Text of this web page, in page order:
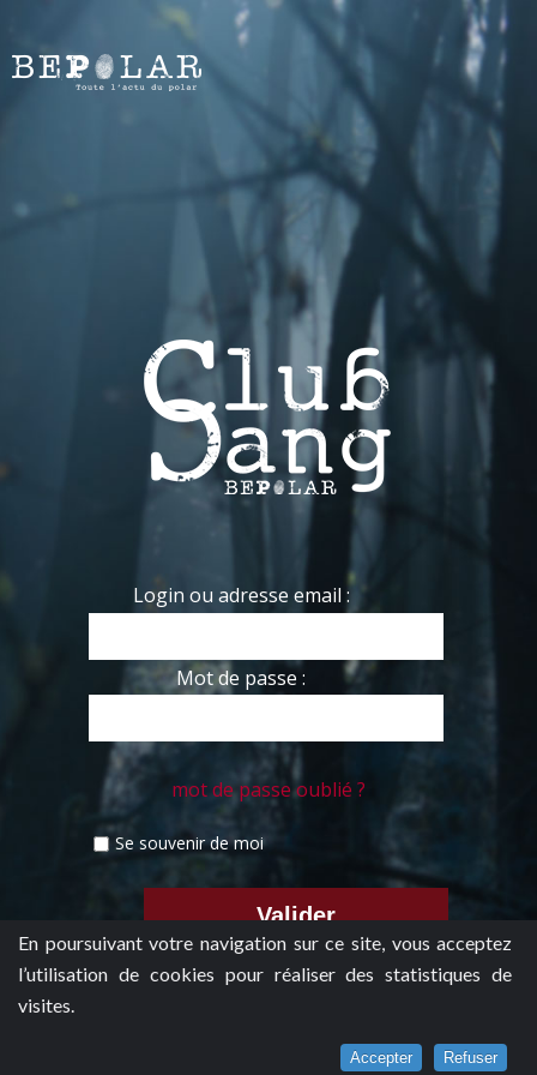
En poursuivant votre navigation sur ce site, vous acceptez
l’utilisation de cookies pour réaliser des statistiques de
visites.
Accepter Refuser
Login ou adresse email :
Mot de passe :
mot de passe oublié ?
Se souvenir de moi